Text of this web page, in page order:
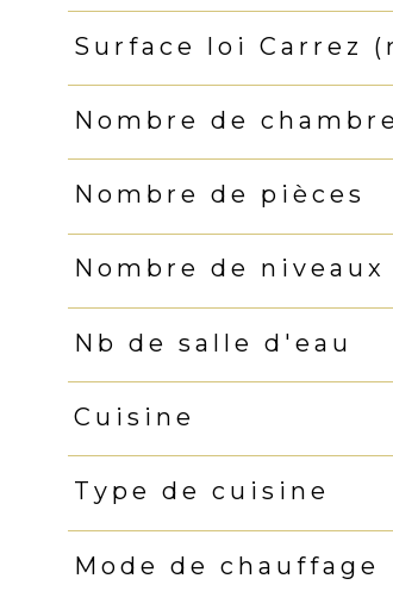
Surface loi Carrez
Nombre de
Nombre de pièces
Nombre de niveaux
Nb de salle d'eau
Cuisine
Type de cuisine
Mode de chauffage